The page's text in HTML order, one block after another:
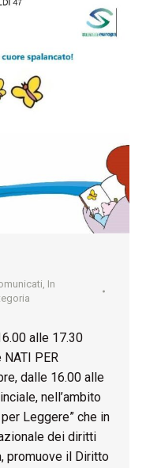
, In
alle 17.30
PER
dalle 16.00 alle
nell’ambito
Leggere” che in
dei diritti
promuove il Diritto